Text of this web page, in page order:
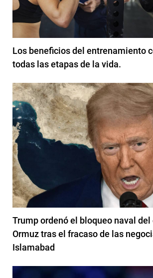
Los beneficios del entrenamiento
todas las etapas de la vida.
Trump ordenó el bloqueo naval del
Ormuz tras el fracaso de las
Islamabad